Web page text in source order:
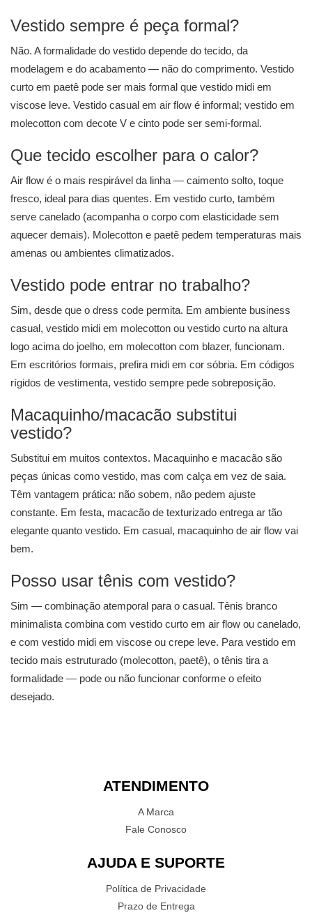
Vestido sempre é peça formal?
Não. A formalidade do vestido depende do tecido, da
modelagem e do acabamento — não do comprimento. Vestido
curto em paetê pode ser mais formal que vestido midi em
viscose leve. Vestido casual em air flow é informal; vestido em
molecotton com decote V e cinto pode ser semi-formal.
Que tecido escolher para o calor?
Air flow é o mais respirável da linha — caimento solto, toque
fresco, ideal para dias quentes. Em vestido curto, também
serve canelado (acompanha o corpo com elasticidade sem
aquecer demais). Molecotton e paetê pedem temperaturas mais
amenas ou ambientes climatizados.
Vestido pode entrar no trabalho?
Sim, desde que o dress code permita. Em ambiente business
casual, vestido midi em molecotton ou vestido curto na altura
logo acima do joelho, em molecotton com blazer, funcionam.
Em escritórios formais, prefira midi em cor sóbria. Em códigos
rígidos de vestimenta, vestido sempre pede sobreposição.
Macaquinho/macacão substitui
vestido?
Substitui em muitos contextos. Macaquinho e macacão são
peças únicas como vestido, mas com calça em vez de saia.
Têm vantagem prática: não sobem, não pedem ajuste
constante. Em festa, macacão de texturizado entrega ar tão
elegante quanto vestido. Em casual, macaquinho de air flow vai
bem.
Posso usar tênis com vestido?
Sim — combinação atemporal para o casual. Tênis branco
minimalista combina com vestido curto em air flow ou canelado,
e com vestido midi em viscose ou crepe leve. Para vestido em
tecido mais estruturado (molecotton, paetê), o tênis tira a
formalidade — pode ou não funcionar conforme o efeito
desejado.
ATENDIMENTO
A Marca
Fale Conosco
AJUDA E SUPORTE
Política de Privacidade
Prazo de Entrega